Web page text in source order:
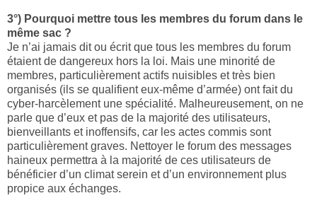
3°) Pourquoi mettre tous les membres du forum dans le
même sac ?
Je n’ai jamais dit ou écrit que tous les membres du forum
étaient de dangereux hors la loi. Mais une minorité de
membres, particulièrement actifs nuisibles et très bien
organisés (ils se qualifient eux-même d’armée) ont fait du
cyber-harcèlement une spécialité. Malheureusement, on ne
parle que d’eux et pas de la majorité des utilisateurs,
bienveillants et inoffensifs, car les actes commis sont
particulièrement graves. Nettoyer le forum des messages
haineux permettra à la majorité de ces utilisateurs de
bénéficier d’un climat serein et d’un environnement plus
propice aux échanges.